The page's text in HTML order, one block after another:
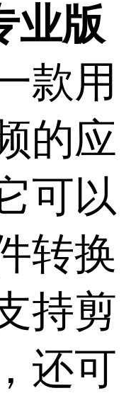
业版
款用
的应
可以
转换
持剪
还可